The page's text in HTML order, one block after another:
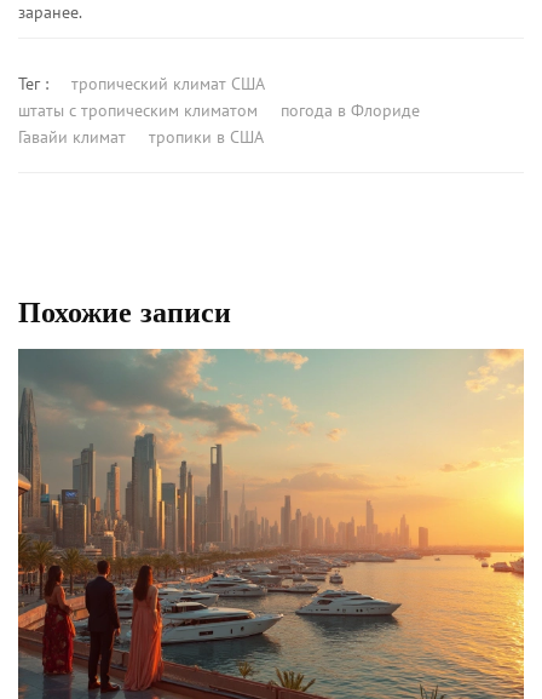
заранее.
Тег :
тропический климат США
штаты с тропическим климатом
погода в Флориде
Гавайи климат
тропики в США
Похожие записи